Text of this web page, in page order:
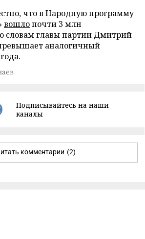
что в Народную программу
вошлопочти 3 млн
словам главы партии Дмитрий
аналогичный
Подписывайтесь на наши
каналы
комментарии (2)